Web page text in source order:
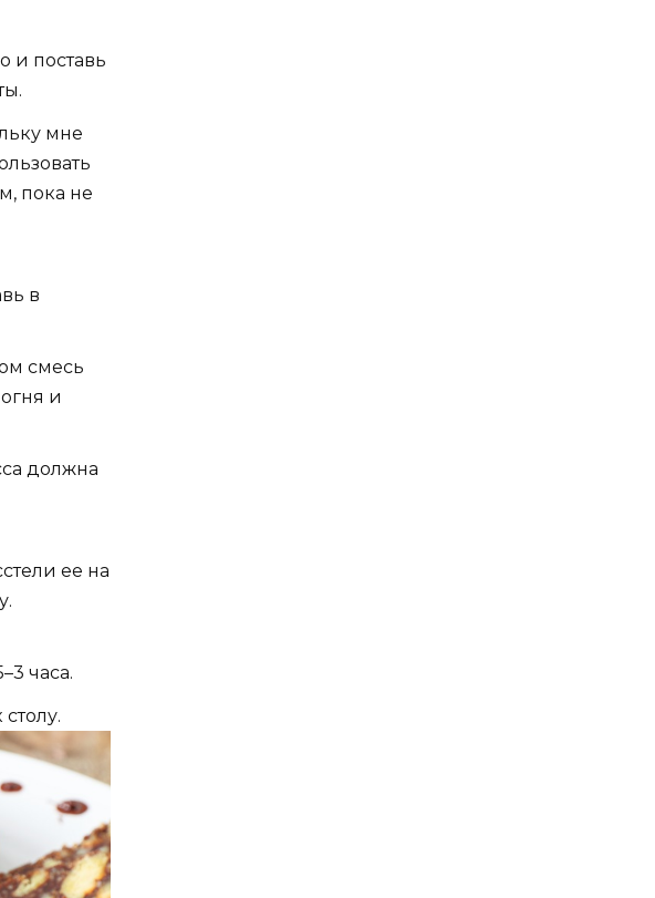
и поставь
мне
пока не
в
смесь
и
должна
ее на
часа.